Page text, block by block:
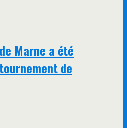
Marne a été
de